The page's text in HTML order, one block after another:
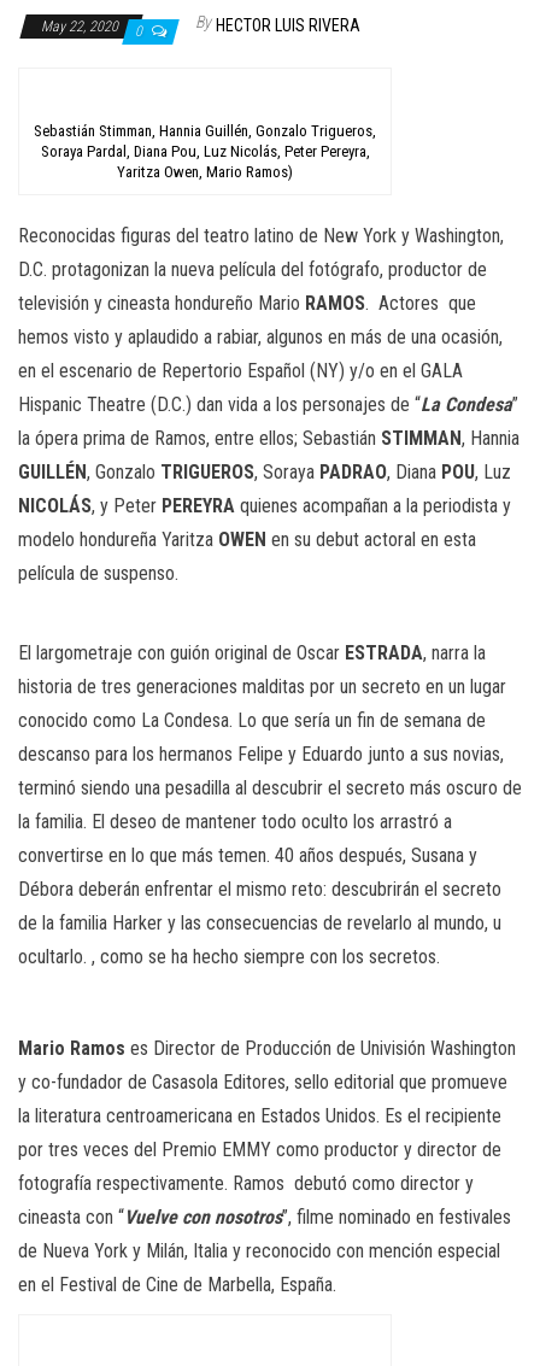
May 22, 2020 0 By HECTOR LUIS RIVERA
Sebastián Stimman, Hannia Guillén, Gonzalo Trigueros,
Soraya Pardal, Diana Pou, Luz Nicolás, Peter Pereyra,
Yaritza Owen, Mario Ramos)
Reconocidas figuras del teatro latino de New York y Washington,
D.C. protagonizan la nueva película del fotógrafo, productor de
televisión y cineasta hondureño Mario RAMOS. Actores que
hemos visto y aplaudido a rabiar, algunos en más de una ocasión,
en el escenario de Repertorio Español (NY) y/o en el GALA
Hispanic Theatre (D.C.) dan vida a los personajes de “La Condesa”
la ópera prima de Ramos, entre ellos; Sebastián STIMMAN, Hannia
GUILLÉN, Gonzalo TRIGUEROS, Soraya PADRAO, Diana POU, Luz
NICOLÁS, y Peter PEREYRA quienes acompañan a la periodista y
modelo hondureña Yaritza OWEN en su debut actoral en esta
película de suspenso.
El largometraje con guión original de Oscar ESTRADA, narra la
historia de tres generaciones malditas por un secreto en un lugar
conocido como La Condesa. Lo que sería un fin de semana de
descanso para los hermanos Felipe y Eduardo junto a sus novias,
terminó siendo una pesadilla al descubrir el secreto más oscuro de
la familia. El deseo de mantener todo oculto los arrastró a
convertirse en lo que más temen. 40 años después, Susana y
Débora deberán enfrentar el mismo reto: descubrirán el secreto
de la familia Harker y las consecuencias de revelarlo al mundo, u
ocultarlo. , como se ha hecho siempre con los secretos.
Mario Ramos es Director de Producción de Univisión Washington
y co-fundador de Casasola Editores, sello editorial que promueve
la literatura centroamericana en Estados Unidos. Es el recipiente
por tres veces del Premio EMMY como productor y director de
fotografía respectivamente. Ramos debutó como director y
cineasta con “Vuelve con nosotros”, filme nominado en festivales
de Nueva York y Milán, Italia y reconocido con mención especial
en el Festival de Cine de Marbella, España.